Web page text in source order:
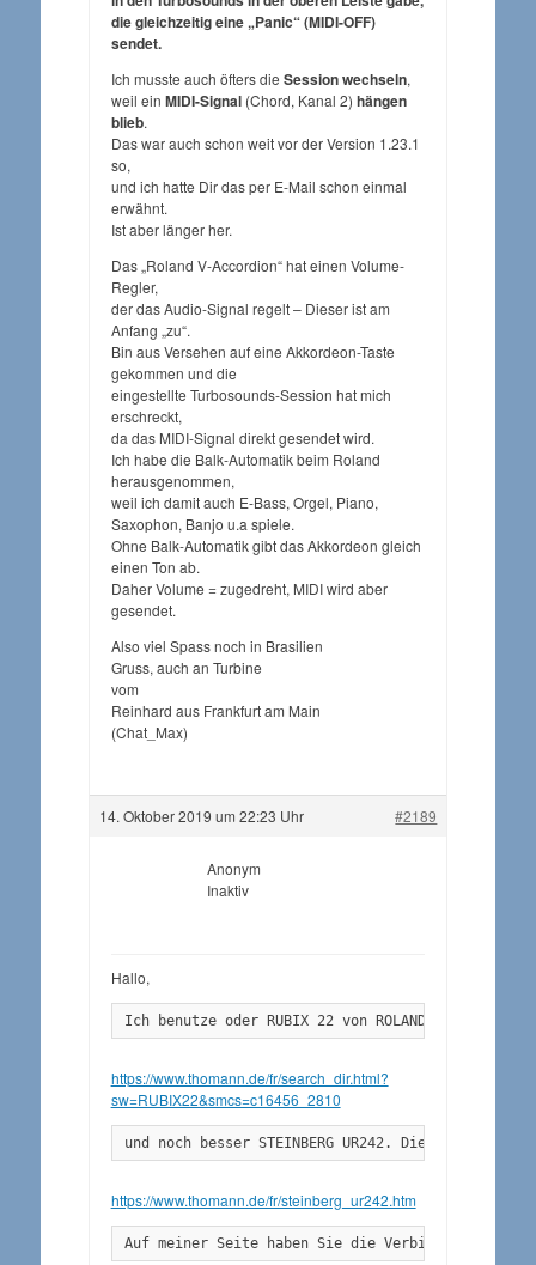
die gleichzeitig eine „Panic“ (MIDI-OFF)
sendet.
Ich musste auch öfters die Session wechseln,
weil ein MIDI-Signal(Chord, Kanal 2) hängen
blieb.
Das war auch schon weit vor der Version 1.23.1
so,
und ich hatte Dir das per E-Mail schon einmal
erwähnt.
Ist aber länger her.
Das „Roland V-Accordion“ hat einen Volume-
Regler,
der das Audio-Signal regelt – Dieser ist am
Anfang „zu“.
Bin aus Versehen auf eine Akkordeon-Taste
gekommen und die
eingestellte Turbosounds-Session hat mich
erschreckt,
da das MIDI-Signal direkt gesendet wird.
Ich habe die Balk-Automatik beim Roland
herausgenommen,
weil ich damit auch E-Bass, Orgel, Piano,
Saxophon, Banjo u.a spiele.
Ohne Balk-Automatik gibt das Akkordeon gleich
einen Ton ab.
Daher Volume = zugedreht, MIDI wird aber
gesendet.
Also viel Spass noch in Brasilien
Gruss, auch an Turbine
vom
Reinhard aus Frankfurt am Main
(Chat_Max)
14. Oktober 2019 um 22:23 Uhr #2189
Anonym
Inaktiv
Hallo,
Ich benutze oder RUBIX 22 von ROLAND
https://www.thomann.de/fr/search_dir.html?
sw=RUBIX22&smcs=c16456_2810
und noch besser STEINBERG UR242. Die
https://www.thomann.de/fr/steinberg_ur242.htm
Auf meiner Seite haben Sie die Verbindungen